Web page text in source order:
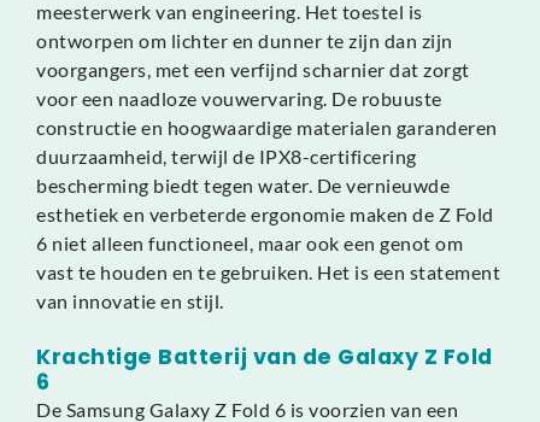
meesterwerk van engineering. Het toestel is
ontworpen om lichter en dunner te zijn dan zijn
voorgangers, met een verfijnd scharnier dat zorgt
voor een naadloze vouwervaring. De robuuste
constructie en hoogwaardige materialen garanderen
duurzaamheid, terwijl de IPX8-certificering
bescherming biedt tegen water. De vernieuwde
esthetiek en verbeterde ergonomie maken de Z Fold
6 niet alleen functioneel, maar ook een genot om
vast te houden en te gebruiken. Het is een statement
van innovatie en stijl.
Krachtige Batterij van de Galaxy Z Fold
6
De Samsung Galaxy Z Fold 6 is voorzien van een